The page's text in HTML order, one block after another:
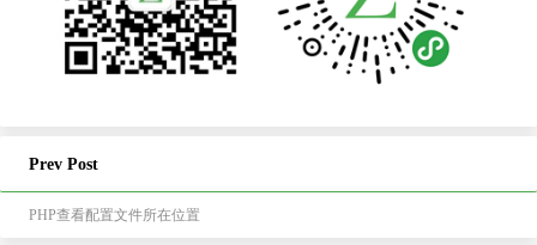
Prev Post
PHP查看配置文件所在位置